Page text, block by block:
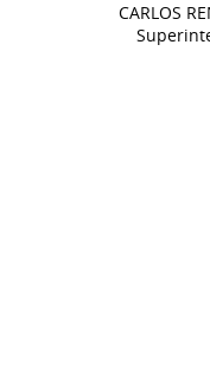
CARLOS